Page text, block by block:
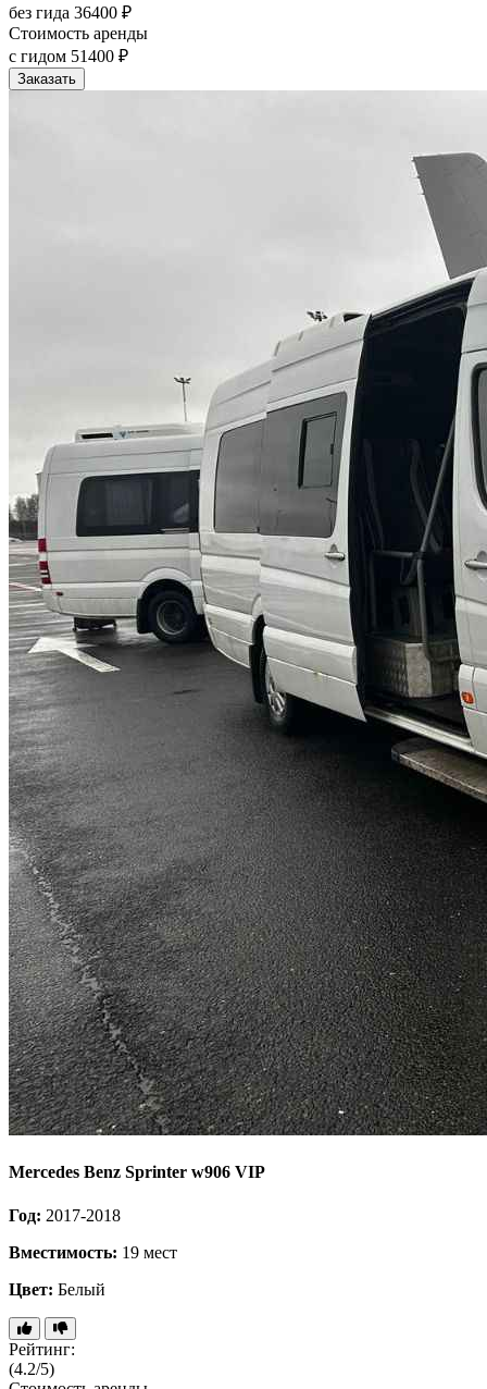
без гида 36400 ₽
Стоимость аренды
с гидом 51400 ₽
Заказать
Mercedes Benz Sprinter w906 VIP
Год: 2017-2018
Вместимость: 19 мест
Цвет: Белый
Рейтинг:
(4.2/5)